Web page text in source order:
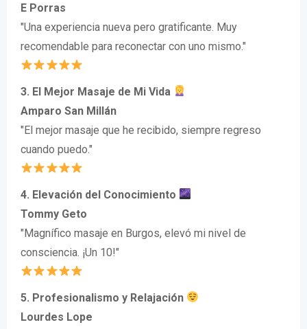
E Porras
"Una experiencia nueva pero gratificante. Muy
recomendable para reconectar con uno mismo."
3. El Mejor Masaje de Mi Vida
Amparo San Millán
"El mejor masaje que he recibido, siempre regreso
cuando puedo."
4. Elevación del Conocimiento
Tommy Geto
"Magnífico masaje en Burgos, elevó mi nivel de
consciencia. ¡Un 10!"
5. Profesionalismo y Relajación
Lourdes Lope